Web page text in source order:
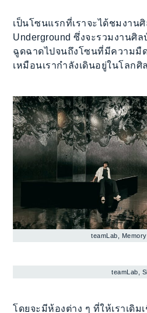
เป็นโซนแรกที่เราจะได้ชมงาน
Underground ซึ่งจะรวมงานศิ
ฉูดฉาดไปจนถึงโซนที่มีความมื
เหมือนเรากำลังเดินอยู่ในโลกศิ
teamLab,
teamLab,
โดยจะมีห้องต่าง ๆ ที่ให้เราเดิ